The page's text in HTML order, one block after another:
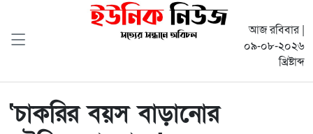
আজ রবিবার |
০৯-০৮-২০২৬
খ্রিষ্টাব্দ
‘চাকরির বয়স বাড়ানোর